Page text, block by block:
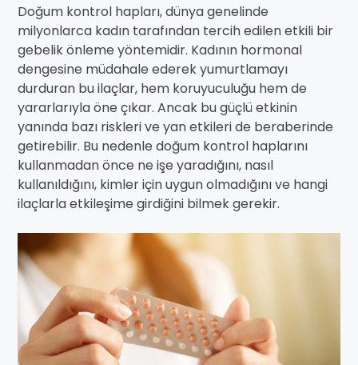
Doğum kontrol hapları, dünya genelinde
milyonlarca kadın tarafından tercih edilen etkili bir
gebelik önleme yöntemidir. Kadının hormonal
dengesine müdahale ederek yumurtlamayı
durduran bu ilaçlar, hem koruyuculuğu hem de
yararlarıyla öne çıkar. Ancak bu güçlü etkinin
yanında bazı riskleri ve yan etkileri de beraberinde
getirebilir. Bu nedenle doğum kontrol haplarını
kullanmadan önce ne işe yaradığını, nasıl
kullanıldığını, kimler için uygun olmadığını ve hangi
ilaçlarla etkileşime girdiğini bilmek gerekir.